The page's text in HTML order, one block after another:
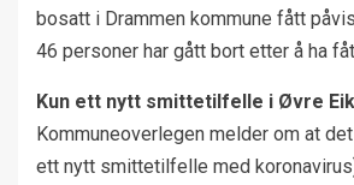
bosatt i Drammen kommune fått
46 personer har gått bort etter å ha
Kun ett nytt smittetilfelle i Øvre
Kommuneoverlegen melder om at
ett nytt smittetilfelle med